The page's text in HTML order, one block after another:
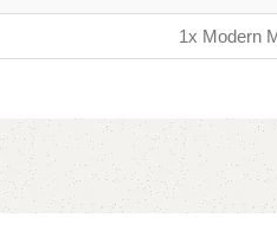
1x Modern